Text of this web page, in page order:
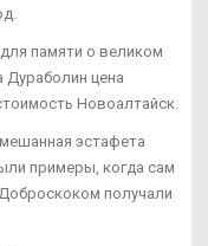
памяти о великом
Дураболин цена
Новоалтайск.
эстафета
примеры, когда сам
получали